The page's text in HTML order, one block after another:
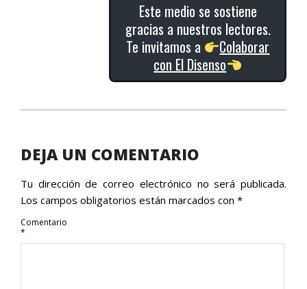
Este medio se sostiene
gracias a nuestros lectores.
Te invitamos a
Colaborar
con El Disenso
14
DEJA UN COMENTARIO
Tu dirección de correo electrónico no será publicada.
Los campos obligatorios están marcados con *
Comentario
*